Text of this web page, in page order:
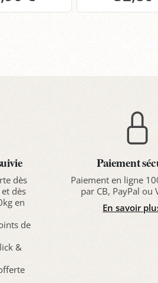
dès
dès
en
de
&
Paiement
Paiement en ligne
par CB, PayPal ou
En savoir